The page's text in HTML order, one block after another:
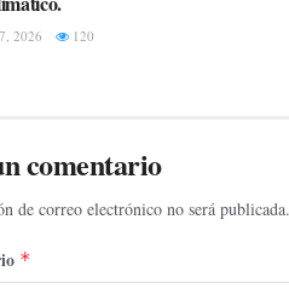
2026 120
comentario
de correo electrónico no será publicada.
*